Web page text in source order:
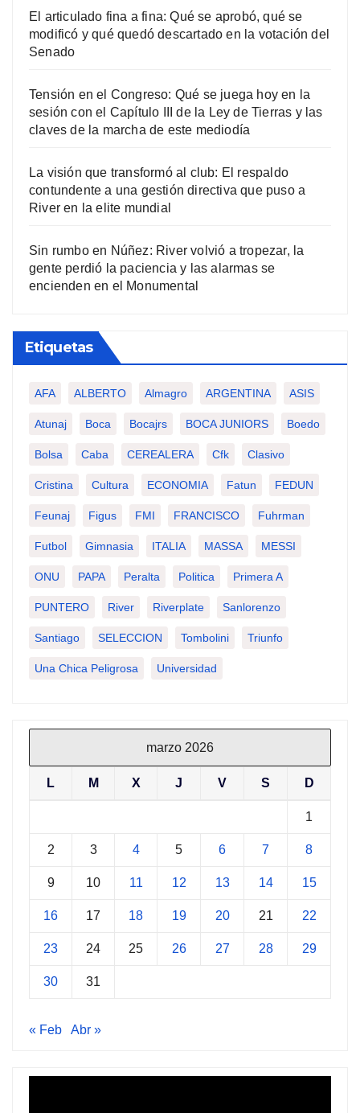
El articulado fina a fina: Qué se aprobó, qué se
modificó y qué quedó descartado en la votación del
Senado
Tensión en el Congreso: Qué se juega hoy en la
sesión con el Capítulo III de la Ley de Tierras y las
claves de la marcha de este mediodía
La visión que transformó al club: El respaldo
contundente a una gestión directiva que puso a
River en la elite mundial
Sin rumbo en Núñez: River volvió a tropezar, la
gente perdió la paciencia y las alarmas se
encienden en el Monumental
Etiquetas
AFA ALBERTO Almagro ARGENTINA ASIS
Atunaj Boca Bocajrs BOCA JUNIORS Boedo
Bolsa Caba CEREALERA Cfk Clasivo
Cristina Cultura ECONOMIA Fatun FEDUN
Feunaj Figus FMI FRANCISCO Fuhrman
Futbol Gimnasia ITALIA MASSA MESSI
ONU PAPA Peralta Politica Primera A
PUNTERO River Riverplate Sanlorenzo
Santiago SELECCION Tombolini Triunfo
Una Chica Peligrosa Universidad
marzo 2026
L M X J V S D
1
2 3 4 5 6 7 8
9 10 11 12 13 14 15
16 17 18 19 20 21 22
23 24 25 26 27 28 29
30 31
« Feb Abr »